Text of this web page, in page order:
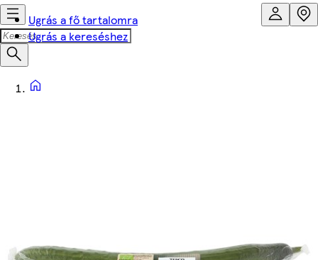
Ugrás a fő tartalomra
Ugrás a kereséshez